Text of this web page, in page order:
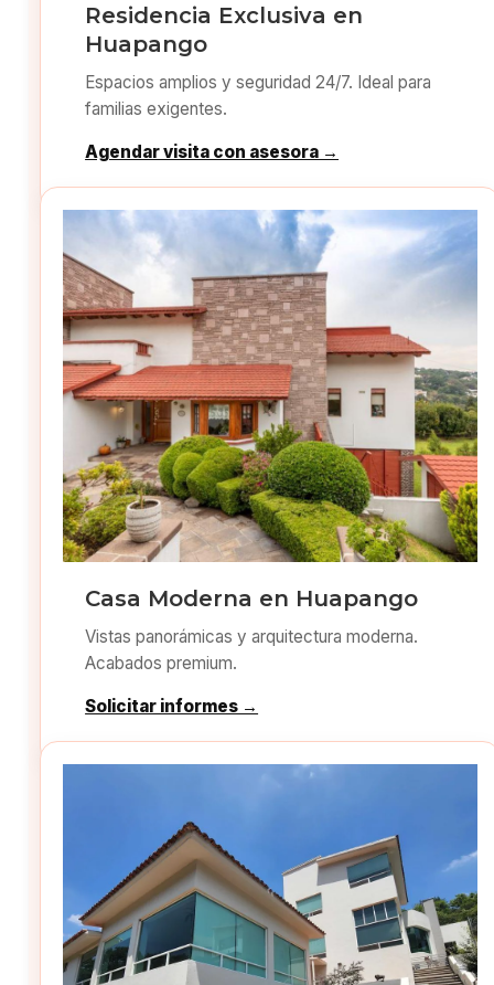
Residencia Exclusiva en
Huapango
Espacios amplios y seguridad 24/7. Ideal para
familias exigentes.
Agendar visita con asesora →
Casa Moderna en Huapango
Vistas panorámicas y arquitectura moderna.
Acabados premium.
Solicitar informes →